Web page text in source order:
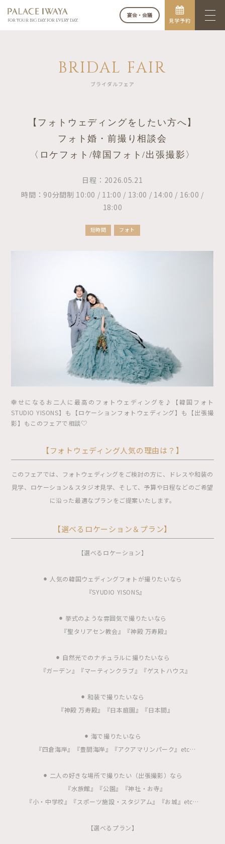
FOR YOUR BIG DAY. FOR EVERY DAY.
宴会・会議
見学予約
BRIDAL FAIR
ブライダルフェア
【フォトウェディングをしたい方へ】
フォト婚・前撮り相談会
〈ロケフォト/韓国フォト/出張撮影〉
日程：2026.05.21
時間：90分間制 10:00 / 11:00 / 13:00 / 14:00 / 16:00 /
18:00
短時間 フォト
幸せになるお二人に最高のフォトウェディングを♪【韓国フォト
STUDIO YISONS】も【ロケーションフォトウェディング】も【出張撮
影】もこのフェアで相談♡
【フォトウェディング人気の理由は？】
このフェアでは、フォトウェディングをご検討の方に、ドレスや和装の
見学、ロケーション＆スタジオ見学、そして、予算や日程などのご希望
に沿った最適なプランをご提案いたします。
【選べるロケーション＆プラン】
【選べるロケーション】
⚫︎ 人気の韓国ウェディングフォトが撮りたいなら
『SYUDIO YISONS』
⚫︎ 挙式のような雰囲気で撮りたいなら
『聖タリアセン教会』『神殿 万寿殿』
⚫︎ 自然光でのナチュラルに撮りたいなら
『ガーデン』『マーティンクラブ』『ゲストハウス』
⚫︎ 和装で撮りたいなら
『神殿 万寿殿』『日本庭園』『日本間』
⚫︎ 海で撮りたいなら
『四倉海岸』『豊間海岸』『アクアマリンパーク』etc…
⚫︎ 二人の好きな場所で撮りたい（出張撮影）なら
『水族館』『公園』『神社・お寺』
『小・中学校』『スポーツ施設・スタジアム』『お城』etc…
【選べるプラン】